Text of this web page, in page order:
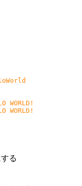
WORLD!
WORLD!
る